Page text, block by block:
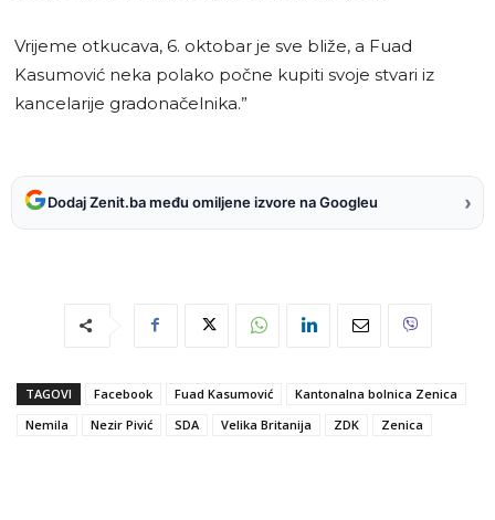
Vrijeme otkucava, 6. oktobar je sve bliže, a Fuad
Kasumović neka polako počne kupiti svoje stvari iz
kancelarije gradonačelnika.”
Dodaj Zenit.ba među omiljene izvore na Googleu ›
TAGOVI Facebook Fuad Kasumović
Kantonalna bolnica Zenica
Nemila
Nezir Pivić SDA Velika Britanija ZDK Zenica